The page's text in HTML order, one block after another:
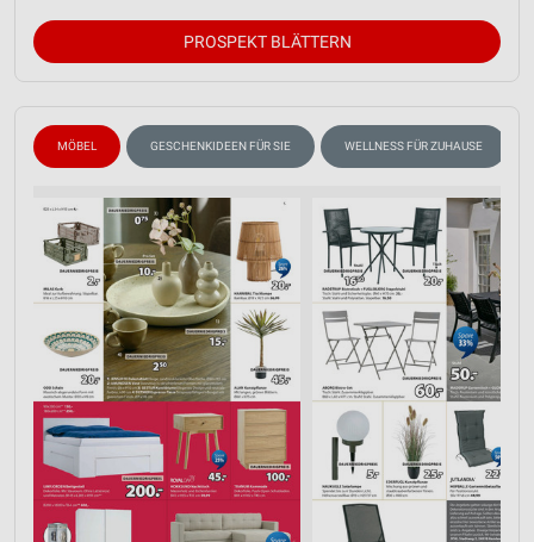
PROSPEKT BLÄTTERN
MÖBEL GESCHENKIDEEN FÜR SIE WELLNESS FÜR ZUHAUSE
Verwendung reduzierter Daten zur Auswahl von
Verwendung von Profilen zur Auswahl
Erstellung von Profilen zur Personalisierung
von Inhalten
Verwendung von Profilen zur Auswahl
personalisierter Inhalte
Messung der Werbeleistung
Messung der Performance von Inhalten
Analyse von Zielgruppen durch Statistiken oder
Kombinationen von Daten aus verschiedenen
Quellen